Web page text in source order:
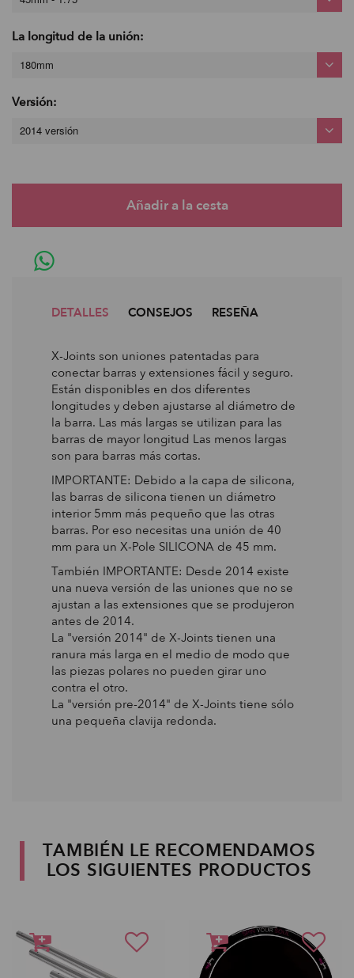
La longitud de la unión:
180mm
Versión:
2014 versión
DETALLES CONSEJOS RESEÑA
X-Joints son uniones patentadas para
conectar barras y extensiones fácil y seguro.
Están disponibles en dos diferentes
longitudes y deben ajustarse al diámetro de
la barra. Las más largas se utilizan para las
barras de mayor longitud Las menos largas
son para barras más cortas.
IMPORTANTE: Debido a la capa de silicona,
las barras de silicona tienen un diámetro
interior 5mm más pequeño que las otras
barras. Por eso necesitas una unión de 40
mm para un X-Pole SILICONA de 45 mm.
También IMPORTANTE: Desde 2014 existe
una nueva versión de las uniones que no se
ajustan a las extensiones que se produjeron
antes de 2014.
La "versión 2014" de X-Joints tienen una
ranura más larga en el medio de modo que
las piezas polares no pueden girar uno
contra el otro.
La "versión pre-2014" de X-Joints tiene sólo
una pequeña clavija redonda.
TAMBIÉN LE RECOMENDAMOS
LOS SIGUIENTES PRODUCTOS